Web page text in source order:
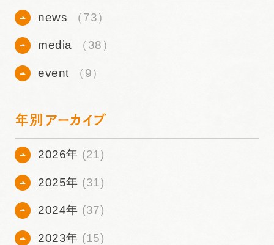
news （73）
media （38）
event （9）
年別アーカイブ
2026年 (21)
2025年 (31)
2024年 (37)
2023年 (15)